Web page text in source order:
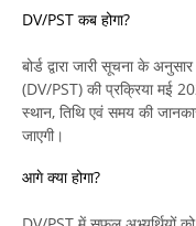
DV/PST कब होगा?
बोर्ड द्वारा जारी सूचना के
(DV/PST) की प्रक्रिया मई
स्थान, तिथि एवं समय की
जाएगी।
आगे क्या होगा?